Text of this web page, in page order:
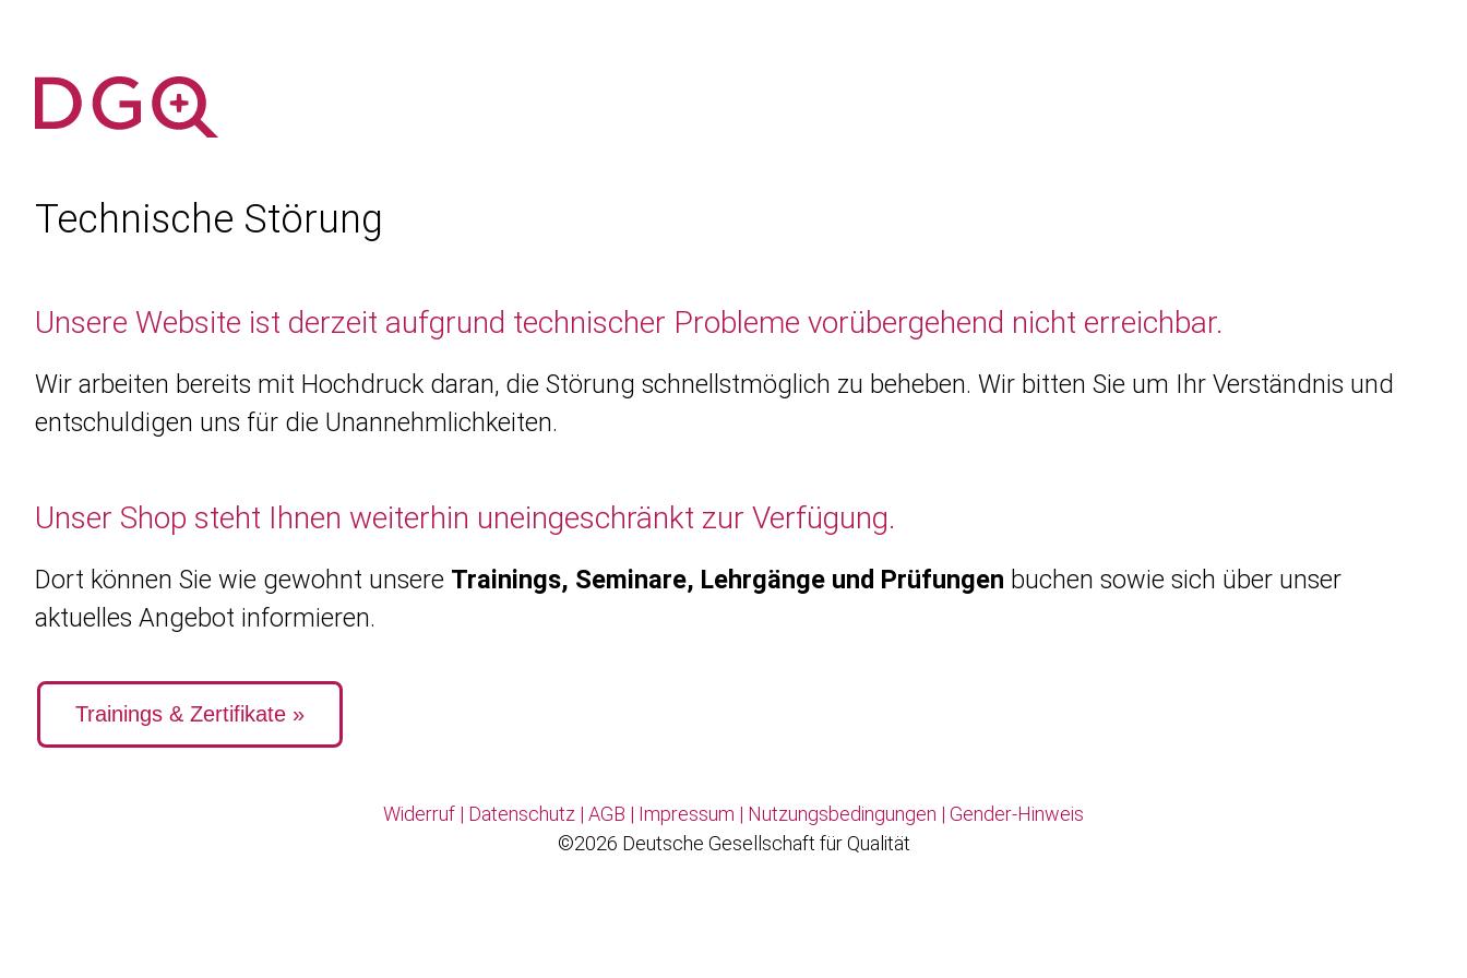
Technische Störung
Unsere Website ist derzeit aufgrund technischer Probleme vorübergehend nicht erreichbar.
Wir arbeiten bereits mit Hochdruck daran, die Störung schnellstmöglich zu beheben. Wir bitten Sie um Ihr Verständnis und
entschuldigen uns für die Unannehmlichkeiten.
Unser Shop steht Ihnen weiterhin uneingeschränkt zur Verfügung.
Dort können Sie wie gewohnt unsere Trainings, Seminare, Lehrgänge und Prüfungen buchen sowie sich über unser
aktuelles Angebot informieren.
Trainings & Zertifikate »
Widerruf | Datenschutz | AGB | Impressum | Nutzungsbedingungen | Gender-Hinweis
©2026 Deutsche Gesellschaft für Qualität